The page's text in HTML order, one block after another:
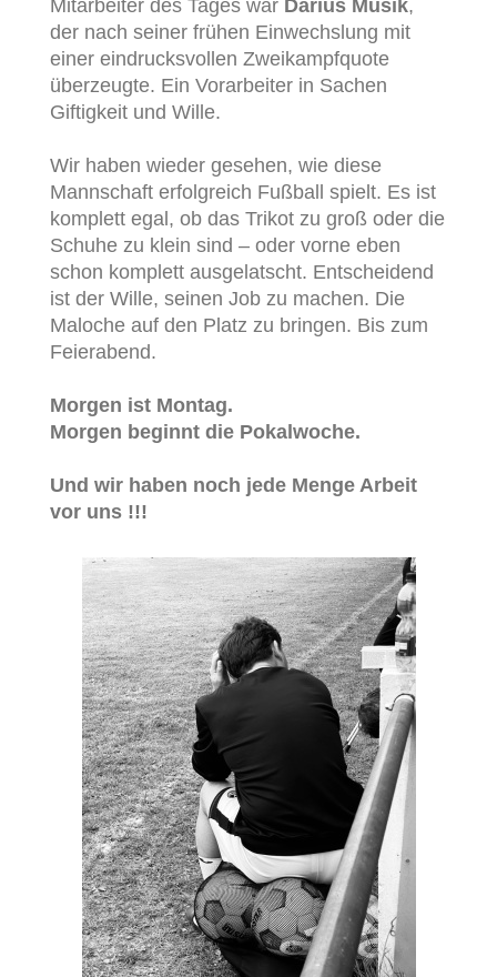
Mitarbeiter des Tages war Darius Musik,
der nach seiner frühen Einwechslung mit
einer eindrucksvollen Zweikampfquote
überzeugte. Ein Vorarbeiter in Sachen
Giftigkeit und Wille.
Wir haben wieder gesehen, wie diese
Mannschaft erfolgreich Fußball spielt. Es ist
komplett egal, ob das Trikot zu groß oder die
Schuhe zu klein sind – oder vorne eben
schon komplett ausgelatscht. Entscheidend
ist der Wille, seinen Job zu machen. Die
Maloche auf den Platz zu bringen. Bis zum
Feierabend.
Morgen ist Montag.
Morgen beginnt die Pokalwoche.
Und wir haben noch jede Menge Arbeit
vor uns !!!